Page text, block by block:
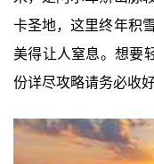
卡圣地，这里终年积
美得让人窒息。想要
份详尽攻略请务必收好